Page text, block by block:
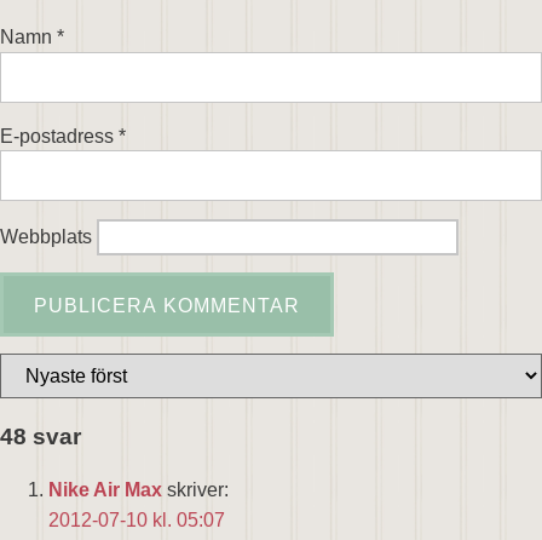
Namn *
E-postadress *
Webbplats
48 svar
Nike Air Max skriver:
2012-07-10 kl. 05:07